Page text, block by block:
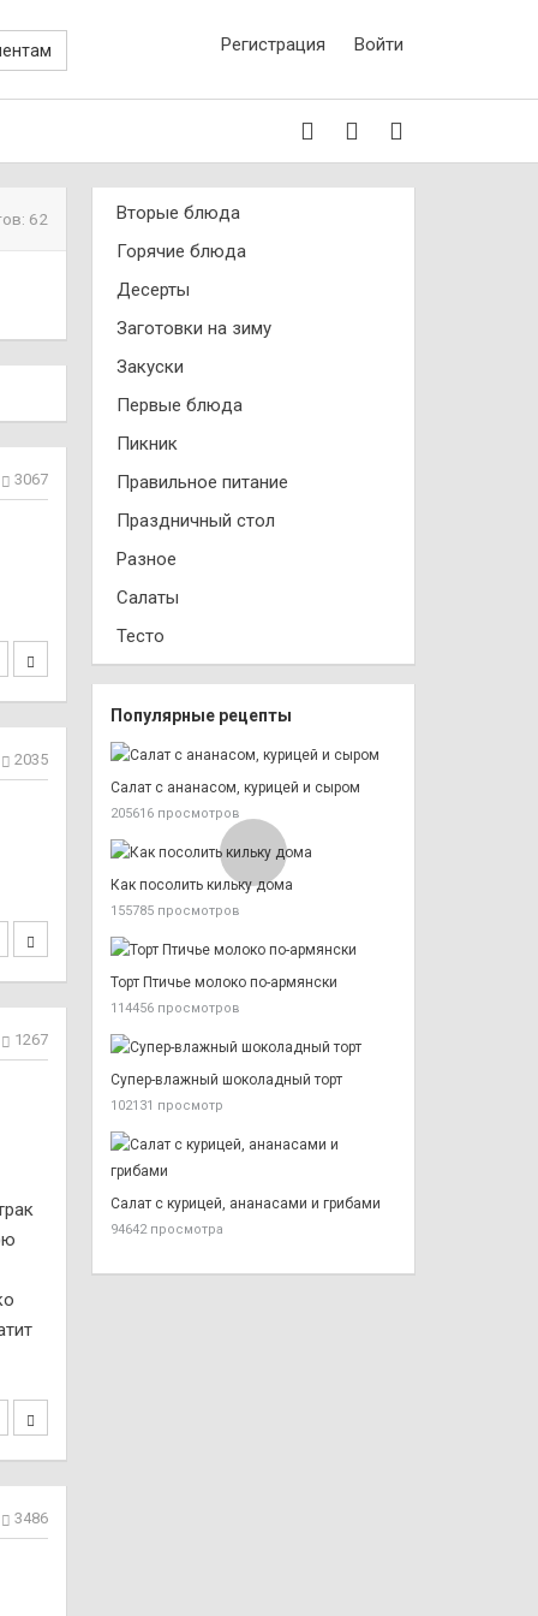
Регистрация Войти
62
3067
2035
1267
3486
Вторые блюда
Горячие блюда
Десерты
Заготовки на зиму
Закуски
Первые блюда
Пикник
Правильное питание
Праздничный стол
Разное
Салаты
Тесто
Популярные рецепты
Салат с ананасом, курицей и сыром
205616 просмотров
Как посолить кильку дома
155785 просмотров
Торт Птичье молоко по-армянски
114456 просмотров
Супер-влажный шоколадный торт
102131 просмотр
Салат с курицей, ананасами и грибами
94642 просмотра